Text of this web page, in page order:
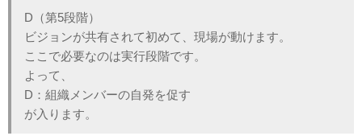
D（第5段階）
ビジョンが共有されて初めて、現場が動けます。
ここで必要なのは実行段階です。
よって、
D：組織メンバーの自発を促す
が入ります。